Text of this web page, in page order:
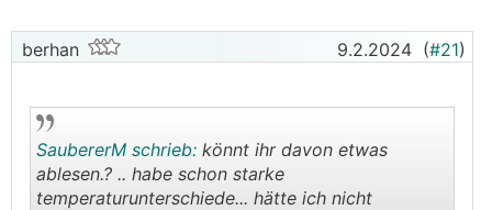
Monat Wärme [kwh] Strom [kwh] AZ
Nov 23 1464 234 6,2
Dez 22 2076 318 6,5
Dez 23 2019 348 5,8
berhan 9.2.2024 (#21)
SaubererM schrieb: könnt ihr davon etwas
ablesen.? .. habe schon starke
temperaturunterschiede... hätte ich nicht